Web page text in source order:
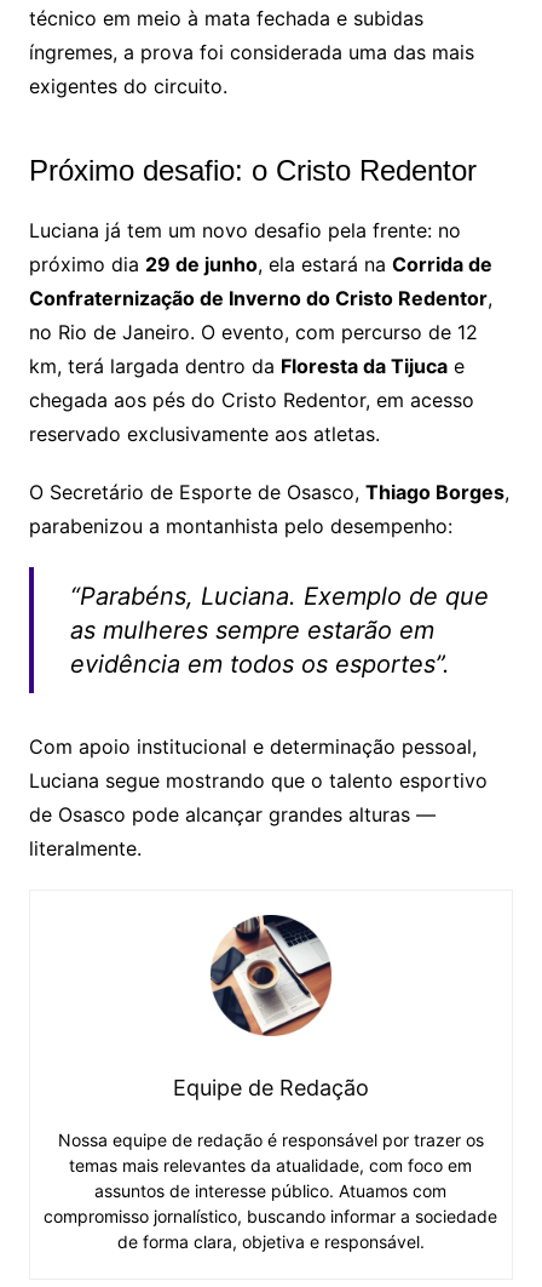
técnico em meio à mata fechada e subidas
íngremes, a prova foi considerada uma das mais
exigentes do circuito.
Próximo desafio: o Cristo Redentor
Luciana já tem um novo desafio pela frente: no
próximo dia 29 de junho, ela estará na Corrida de
Confraternização de Inverno do Cristo Redentor,
no Rio de Janeiro. O evento, com percurso de 12
km, terá largada dentro da Floresta da Tijucae
chegada aos pés do Cristo Redentor, em acesso
reservado exclusivamente aos atletas.
O Secretário de Esporte de Osasco, Thiago Borges,
parabenizou a montanhista pelo desempenho:
“Parabéns, Luciana. Exemplo de que
as mulheres sempre estarão em
evidência em todos os esportes”.
Com apoio institucional e determinação pessoal,
Luciana segue mostrando que o talento esportivo
de Osasco pode alcançar grandes alturas —
literalmente.
Equipe de Redação
Nossa equipe de redação é responsável por trazer os
temas mais relevantes da atualidade, com foco em
assuntos de interesse público. Atuamos com
compromisso jornalístico, buscando informar a sociedade
de forma clara, objetiva e responsável.